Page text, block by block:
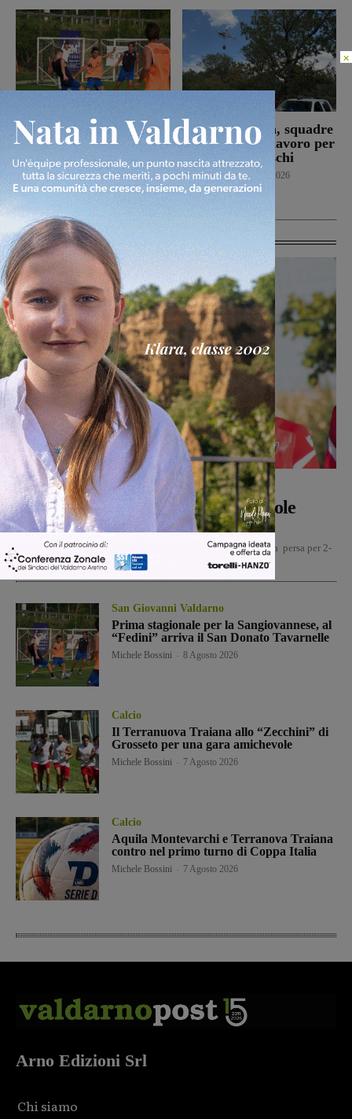
Prima stagionale per la
Sangiovannese, al
“Fedini” arriva il San
Donato Tavarnelle
San Giovanni Valdarno
8 Agosto 2026
Loro Ciuffenna, squadre
antincendio al lavoro per
un rogo nei boschi
Cronaca 8 Agosto 2026
Ultime Calcio
Calcio Michele Bossini -8 Agosto 2026
Il Montevarchi affronta in amichevole
l’Ancona
Secondo test amichevole per il Montevarchi, che dopo la gara persa per 2-
0 in casa della Pianese, squadra di...
San Giovanni Valdarno
Prima stagionale per la Sangiovannese, al
“Fedini” arriva il San Donato Tavarnelle
Michele Bossini 8 Agosto 2026
Calcio
Il Terranuova Traiana allo “Zecchini” di
Grosseto per una gara amichevole
Michele Bossini 7 Agosto 2026
Calcio
Aquila Montevarchi e Terranova Traiana
contro nel primo turno di Coppa Italia
Michele Bossini 7 Agosto 2026
Arno Edizioni Srl
Chi siamo
×